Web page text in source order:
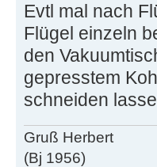
Evtl mal nach
Flügel einzeln
den
gepresstem
schneiden
Gruß Herbert
(Bj 1956)